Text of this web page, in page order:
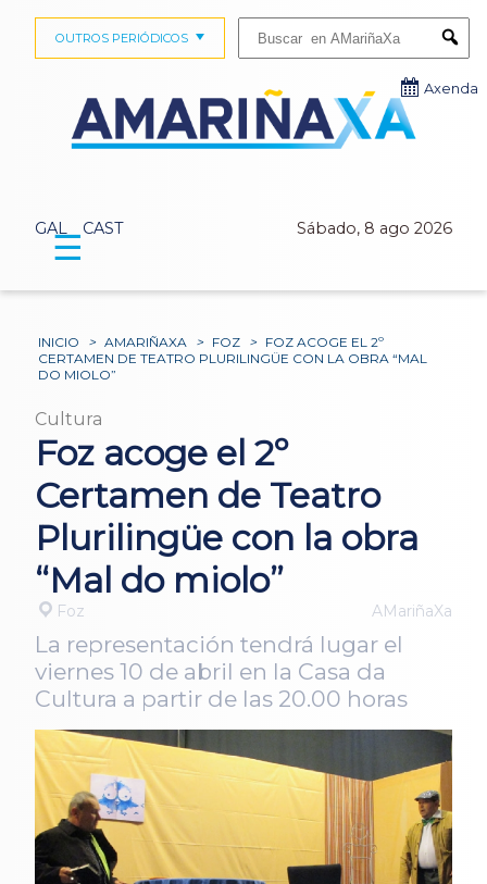
GAL CAST Sábado, 8 ago 2026
OUTROS PERIÓDICOS
Axenda
☰
INICIO > AMARIÑAXA > FOZ > FOZ ACOGE EL 2º
CERTAMEN DE TEATRO PLURILINGÜE CON LA OBRA “MAL
DO MIOLO”
Cultura
Foz acoge el 2º
Certamen de Teatro
Plurilingüe con la obra
“Mal do miolo”
Foz AMariñaXa
La representación tendrá lugar el
viernes 10 de abril en la Casa da
Cultura a partir de las 20.00 horas